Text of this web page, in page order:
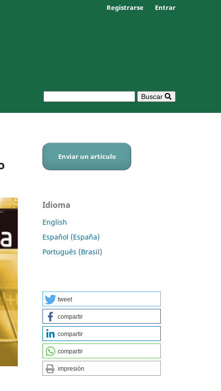
Buscar
Registrarse Entrar
Enviar un artículo
Idioma
English
Español (España)
Português (Brasil)
tweet
compartir
compartir
compartir
impresión